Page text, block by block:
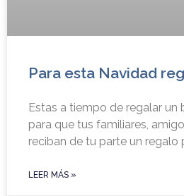
Para esta Navidad
Estas a tiempo de regalar un
para que tus familiares,
reciban de tu parte un regalo
LEER MÁS »